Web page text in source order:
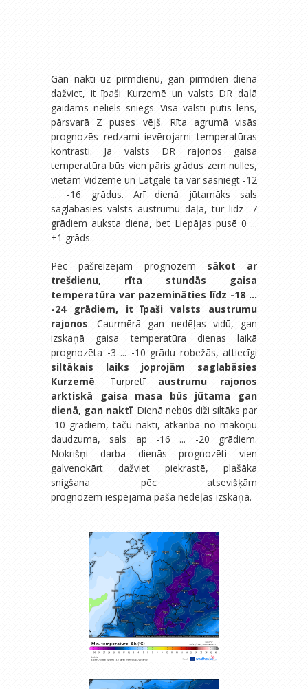
Gan naktī uz pirmdienu, gan pirmdien dienā
dažviet, it īpaši Kurzemē un valsts DR daļā
gaidāms neliels sniegs. Visā valstī pūtīs lēns,
pārsvarā Z puses vējš. Rīta agrumā visās
prognozēs redzami ievērojami temperatūras
kontrasti. Ja valsts DR rajonos gaisa
temperatūra būs vien pāris grādus zem nulles,
vietām Vidzemē un Latgalē tā var sasniegt -12
... -16 grādus. Arī dienā jūtamāks sals
saglabāsies valsts austrumu daļā, tur līdz -7
grādiem auksta diena, bet Liepājas pusē 0 ...
+1 grāds.
Pēc pašreizējām prognozēm sākot ar
trešdienu, rīta stundās gaisa
temperatūra var pazemināties līdz -18 ...
-24 grādiem, it īpaši valsts austrumu
rajonos. Caurmērā gan nedēļas vidū, gan
izskaņā gaisa temperatūra dienas laikā
prognozēta -3 ... -10 grādu robežās, attiecīgi
siltākais laiks joprojām saglabāsies
Kurzemē. Turpretī austrumu rajonos
arktiskā gaisa masa būs jūtama gan
dienā, gan naktī. Dienā nebūs diži siltāks par
-10 grādiem, taču naktī, atkarībā no mākoņu
daudzuma, sals ap -16 ... -20 grādiem.
Nokrišņi darba dienās prognozēti vien
galvenokārt dažviet piekrastē, plašāka
snigšana pēc atsevišķām
prognozēm iespējama pašā nedēļas izskaņā.